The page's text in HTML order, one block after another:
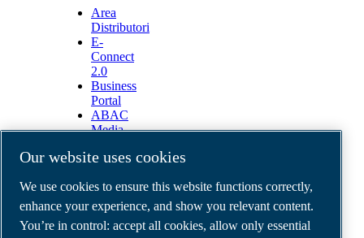
Area
Distributori
E-
Connect
2.0
Business
Portal
ABAC
Media
Legal & Privacy Notices
Order return form
Order claim form
Our website uses cookies
We use cookies to ensure this website functions correctly,
enhance your experience, and show you relevant content.
You’re in control: accept all cookies, allow only essential